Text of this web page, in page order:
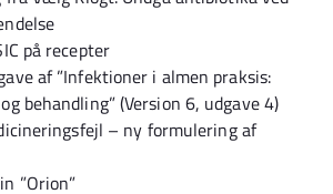
på recepter
af ”Infektioner i almen praksis:
behandling” (Version 6, udgave 4)
– ny formulering af
”Orion”